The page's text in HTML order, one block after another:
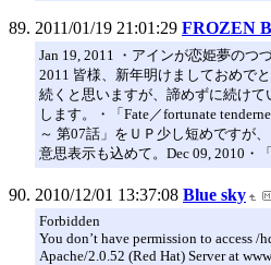
2011/01/19 21:01:29 FROZEN
Jan 19, 2011 ・アインが恋姫夢のつ
2011 皆様、新年明けましておめで
続くと思いますが、諦めずに続け
します。・「Fate／fortunate
～ 第07話」をＵＰ少し短めですが
意思表示も込めて。Dec 09, 2010・
2010/12/01 13:37:08 Blue sky
Forbidden
You don’t have permission to access /
Apache/2.0.52 (Red Hat) Server at